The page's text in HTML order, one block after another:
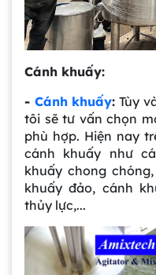
Cánh khuấy:
- Cánh khuấy: Tùy
tôi sẽ tư vấn chọn
phù hợp. Hiện nay
cánh khuấy như
khuấy chong
khuấy đảo, cánh
thủy lực,...